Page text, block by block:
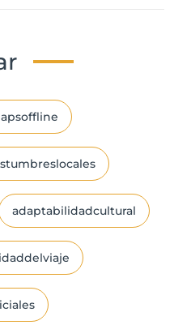
adaptabilidadcultural